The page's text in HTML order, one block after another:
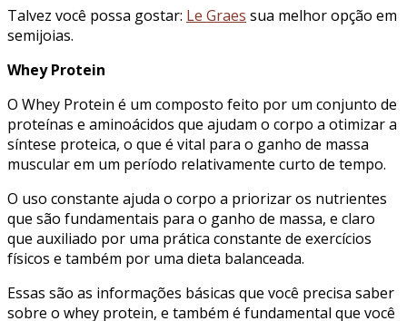
Talvez você possa gostar: Le Graes sua melhor opção em
semijoias.
Whey Protein
O Whey Protein é um composto feito por um conjunto de
proteínas e aminoácidos que ajudam o corpo a otimizar a
síntese proteica, o que é vital para o ganho de massa
muscular em um período relativamente curto de tempo.
O uso constante ajuda o corpo a priorizar os nutrientes
que são fundamentais para o ganho de massa, e claro
que auxiliado por uma prática constante de exercícios
físicos e também por uma dieta balanceada.
Essas são as informações básicas que você precisa saber
sobre o whey protein, e também é fundamental que você